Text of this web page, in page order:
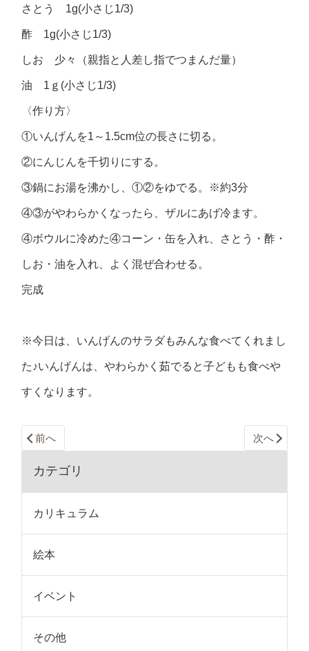
さとう 1g(小さじ1/3)
酢 1g(小さじ1/3)
しお 少々（親指と人差し指でつまんだ量）
油 1ｇ(小さじ1/3)
〈作り方〉
①いんげんを1～1.5cm位の長さに切る。
②にんじんを千切りにする。
③鍋にお湯を沸かし、①②をゆでる。※約3分
④③がやわらかくなったら、ザルにあげ冷ます。
④ボウルに冷めた④コーン・缶を入れ、さとう・酢・
しお・油を入れ、よく混ぜ合わせる。
完成
※今日は、いんげんのサラダもみんな食べてくれまし
た♪いんげんは、やわらかく茹でると子どもも食べや
すくなります。
前へ 次へ
カテゴリ
カリキュラム
絵本
イベント
その他